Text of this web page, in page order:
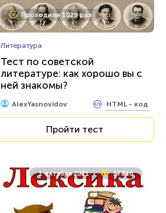
Проходили 1029 раз
Литература
Тест по советской
литературе: как хорошо вы с
ней знакомы?
AlexYasnovidov HTML - код
Пройти тест
1 октября 2021 17810